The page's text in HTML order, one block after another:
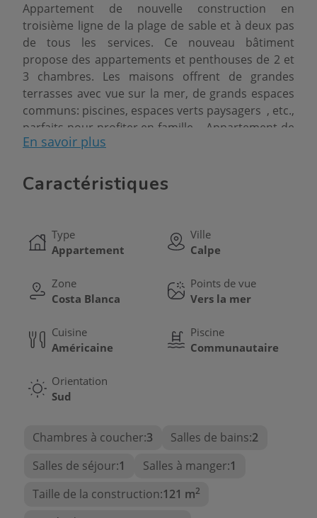
Appartement de nouvelle construction en
troisième ligne de la plage de sable et à deux pas
de tous les services. Ce nouveau bâtiment
propose des appartements et penthouses de 2 et
3 chambres. Les maisons offrent de grandes
terrasses avec vue sur la mer, de grands espaces
communs: piscines, espaces verts paysagers , etc.,
parfaits pour profiter en famille. Appartement de
3 chambres le prix est à partir de 358.000 €.
En savoir plus
Caractéristiques
Type
Appartement
Ville
Calpe
Zone
Costa Blanca
Points de vue
Vers la mer
Cuisine
Américaine
Piscine
Communautaire
Orientation
Sud
Chambres à coucher:3 Salles de bains:2
Salles de séjour:1 Salles à manger:1
Taille de la construction:121 m2